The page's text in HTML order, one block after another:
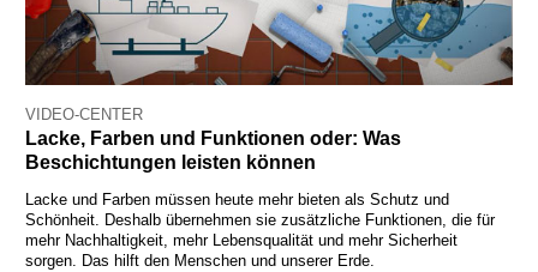
VIDEO-CENTER
Lacke, Farben und Funktionen oder: Was
Beschichtungen leisten können
Lacke und Farben müssen heute mehr bieten als Schutz und
Schönheit. Deshalb übernehmen sie zusätzliche Funktionen, die für
mehr Nachhaltigkeit, mehr Lebensqualität und mehr Sicherheit
sorgen. Das hilft den Menschen und unserer Erde.